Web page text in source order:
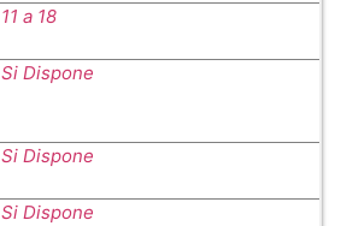
11 a 18
Si Dispone
Si Dispone
Si Dispone